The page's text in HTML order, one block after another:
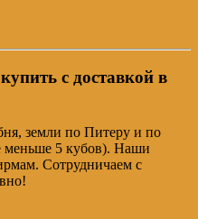
с доставкой в
земли по Питеру и по
5 кубов). Наши
Сотрудничаем с